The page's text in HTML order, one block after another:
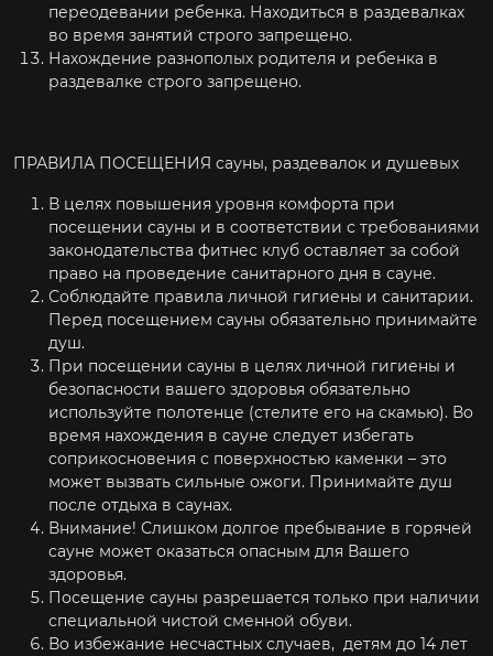
переодевании ребенка. Находиться в раздевалках
во время занятий строго запрещено.
Нахождение разнополых родителя и ребенка в
раздевалке строго запрещено.
ПРАВИЛА ПОСЕЩЕНИЯ сауны, раздевалок и душевых
В целях повышения уровня комфорта при
посещении сауны и в соответствии с требованиями
законодательства фитнес клуб оставляет за собой
право на проведение санитарного дня в сауне.
Соблюдайте правила личной гигиены и санитарии.
Перед посещением сауны обязательно принимайте
душ.
При посещении сауны в целях личной гигиены и
безопасности вашего здоровья обязательно
используйте полотенце (стелите его на скамью). Во
время нахождения в сауне следует избегать
соприкосновения с поверхностью каменки – это
может вызвать сильные ожоги. Принимайте душ
после отдыха в саунах.
Внимание! Слишком долгое пребывание в горячей
сауне может оказаться опасным для Вашего
здоровья.
Посещение сауны разрешается только при наличии
специальной чистой сменной обуви.
Во избежание несчастных случаев, детям до 14 лет